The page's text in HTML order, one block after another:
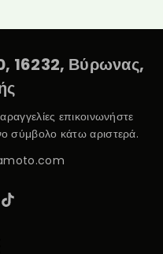
16232, Βύρωνας,
επικοινωνήστε
σύμβολο κάτω αριστερά.